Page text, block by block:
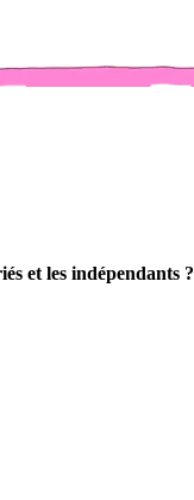
et les indépendants ?